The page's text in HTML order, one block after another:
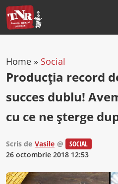
Home » Social
Producţia record
succes dublu!
cu ce ne şterge
Scris de Vasile @
SOCIAL
26 octombrie 2018 12:53